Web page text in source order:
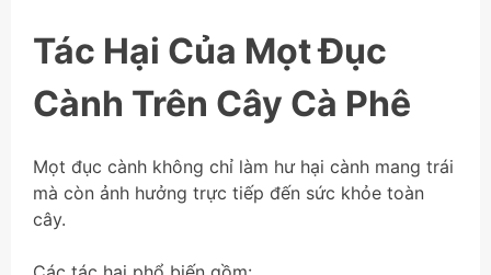
Tác Hại Của Mọt Đục
Cành Trên Cây Cà Phê
Mọt đục cành không chỉ làm hư hại cành mang trái
mà còn ảnh hưởng trực tiếp đến sức khỏe toàn
cây.